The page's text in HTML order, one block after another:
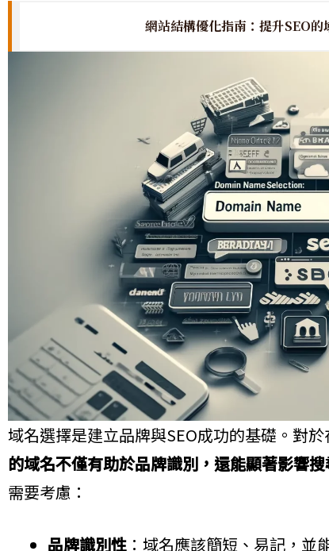
網站結構優化指南：提升SEO
域名選擇是建立品牌與SEO成功的基礎。對
的域名不僅有助於品牌識別，還能顯著影響
需要考慮：
品牌識別性 ：域名應該簡短、易記，